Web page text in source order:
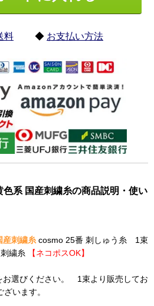
料 ◆ お支払い方法
色系 国産刺繍糸の商品説明・使い
産刺繍糸 cosmo 25番 刺しゅう糸 1束
繍糸
【ネコポスOK】
お選びください。 1束より販売してお
います。